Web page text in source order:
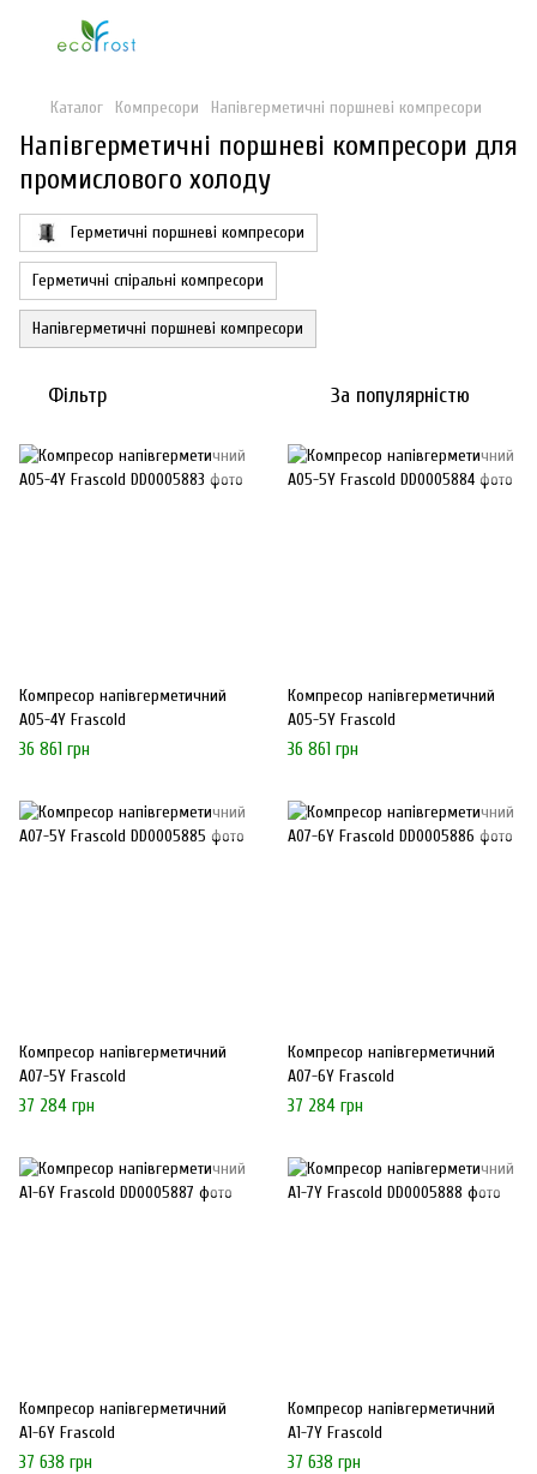
Каталог Компресори Напівгерметичні поршневі компресори
Напівгерметичні поршневі компресори для
промислового холоду
Герметичні поршневі компресори
Герметичні спіральні компресори
Напівгерметичні поршневі компресори
Фільтр За популярністю
Компресор напівгерметичний
A05-4Y Frascold
36 861 грн
Компресор напівгерметичний
A05-5Y Frascold
36 861 грн
Компресор напівгерметичний
A07-5Y Frascold
37 284 грн
Компресор напівгерметичний
A07-6Y Frascold
37 284 грн
Компресор напівгерметичний
A1-6Y Frascold
37 638 грн
Компресор напівгерметичний
A1-7Y Frascold
37 638 грн